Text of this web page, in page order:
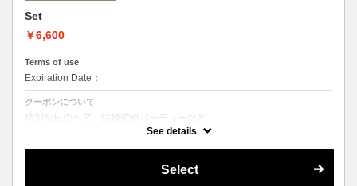
Set
￥6,600
Terms of use
Expiration Date：
クーポンについて
特別な日のヘア、結婚式やパーティーなど
ヘアアレンジをご希望の方はこちらをお選びください。
い。
（早朝料金として、一時間ごとに＋2000円になります。）
See details
Select